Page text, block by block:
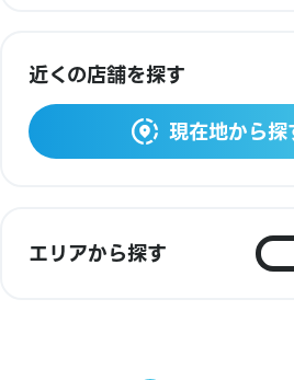
近くの店舗を探す
現在地から探
エリアから探す